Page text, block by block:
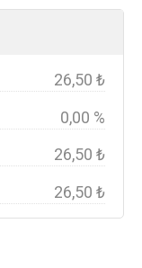
26,50 ₺
0,00 %
26,50 ₺
26,50 ₺